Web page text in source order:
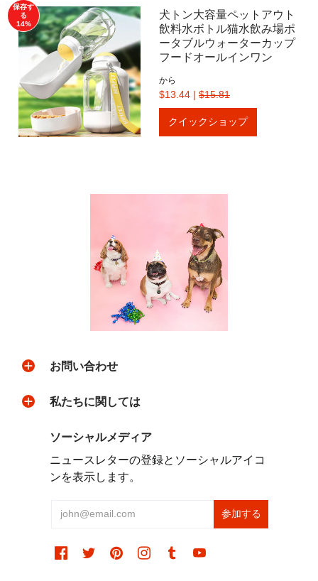
保存す
る
14%
犬トン大容量ペットアウト
飲料水ボトル猫水飲み場ポ
ータブルウォーターカップ
フードオールインワン
から
$13.44 | $15.81
クイックショップ
お問い合わせ
私たちに関しては
ソーシャルメディア
ニュースレターの登録とソーシャルアイコ
ンを表示します。